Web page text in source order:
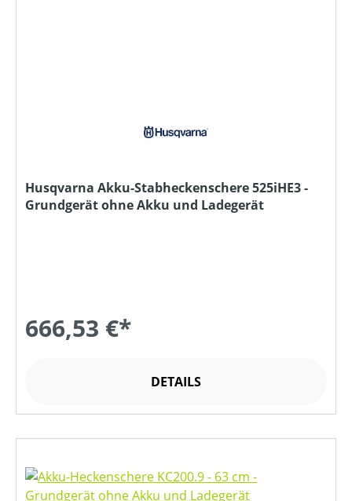
Husqvarna Akku-Stabheckenschere 525iHE3 -
Grundgerät ohne Akku und Ladegerät
666,53 €*
DETAILS